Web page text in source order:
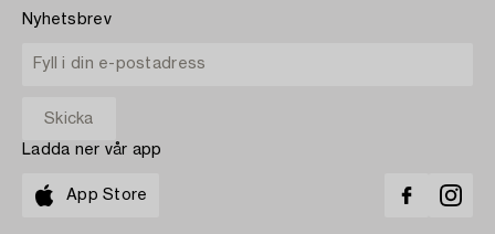
Nyhetsbrev
Ladda ner vår app
App Store